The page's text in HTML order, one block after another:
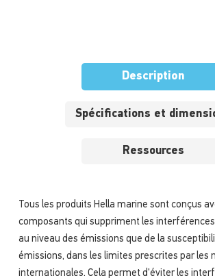
Description
Spécifications et
Ressources
Tous les produits Hella marine sont conçus
composants qui suppriment les
au niveau des émissions que de la
émissions, dans les limites prescrites par les
internationales. Cela permet d'éviter les